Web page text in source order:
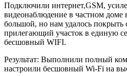
Подключили интернет,GSM,
видеонаблюдение в частном
большой, но нам удалось покрыть
прилегающий участок в единую
бесшовный WIFI.
Результат: Выполнили полный
настроили бесшовный Wi-Fi на